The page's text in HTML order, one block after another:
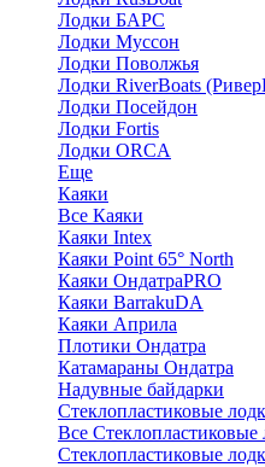
Лодки БАРС
Лодки Муссон
Лодки Поволжья
Лодки RiverBoats
Лодки Посейдон
Лодки Fortis
Лодки ORCA
Еще
Каяки
Все Каяки
Каяки Intex
Каяки Point 65° North
Каяки ОндатраPRO
Каяки BarrakuDA
Каяки Априла
Плотики Ондатра
Катамараны Ондатра
Надувные байдарки
Стеклопластиковые
Все Стеклопластиковые
Стеклопластиковые